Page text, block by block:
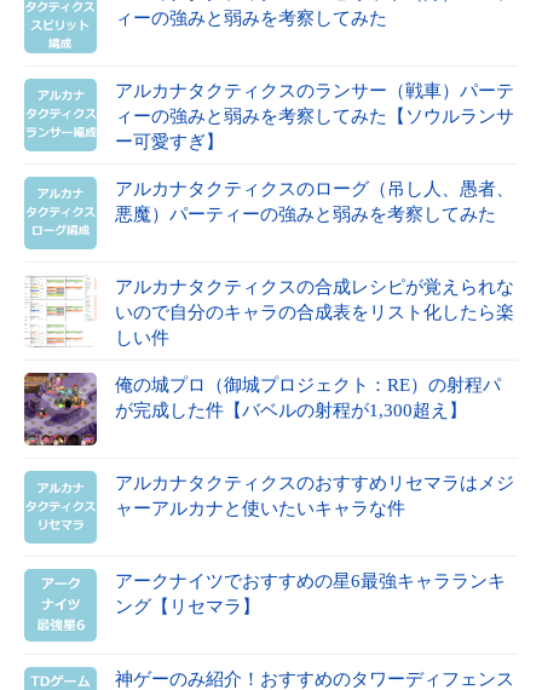
ィーの強みと弱みを考察してみた
アルカナタクティクスのランサー（戦車）パーテ
ィーの強みと弱みを考察してみた【ソウルランサ
ー可愛すぎ】
アルカナタクティクスのローグ（吊し人、愚者、
悪魔）パーティーの強みと弱みを考察してみた
アルカナタクティクスの合成レシピが覚えられな
いので自分のキャラの合成表をリスト化したら楽
しい件
俺の城プロ（御城プロジェクト：RE）の射程パ
が完成した件【バベルの射程が1,300超え】
アルカナタクティクスのおすすめリセマラはメジ
ャーアルカナと使いたいキャラな件
アークナイツでおすすめの星6最強キャラランキ
ング【リセマラ】
神ゲーのみ紹介！おすすめのタワーディフェンス